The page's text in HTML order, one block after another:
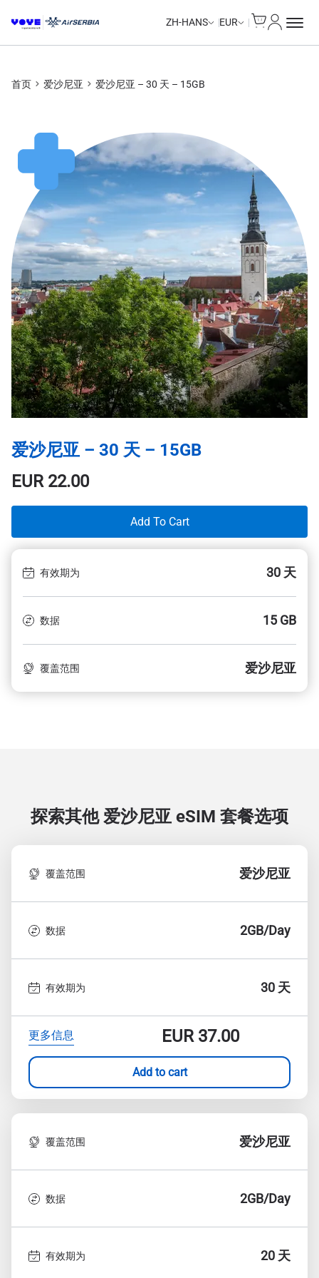
ZH-HANS EUR
首页 爱沙尼亚 爱沙尼亚 – 30 天 – 15GB
爱沙尼亚 – 30 天 – 15GB
EUR22.00
Add To Cart
有效期为 30 天
数据 15 GB
覆盖范围 爱沙尼亚
探索其他 爱沙尼亚 eSIM 套餐选项
覆盖范围 爱沙尼亚
数据 2GB/Day
有效期为 30 天
更多信息 EUR37.00
Add to cart
覆盖范围 爱沙尼亚
数据 2GB/Day
有效期为 20 天